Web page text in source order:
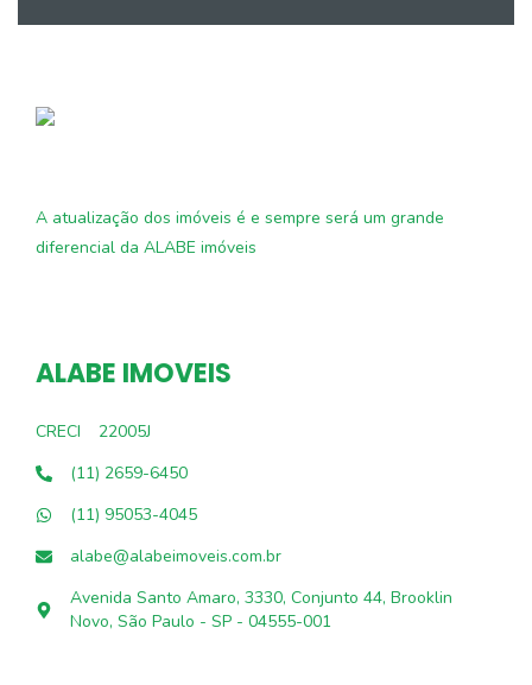
A atualização dos imóveis é e sempre será um grande
diferencial da ALABE imóveis
ALABE IMOVEIS
CRECI
22005J
(11) 2659-6450
(11) 95053-4045
alabe@alabeimoveis.com.br
Avenida Santo Amaro, 3330, Conjunto 44, Brooklin
Novo, São Paulo - SP - 04555-001